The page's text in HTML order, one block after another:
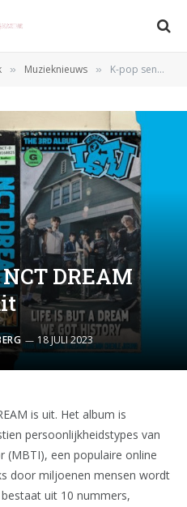
» Muzieknieuws » K-pop sensatie NCT DREAM brengt album uit
DREAM
18 JULI 2023
is uit. Het album is
persoonlijkheidstypes van
(MBTI), een populaire online
door miljoenen mensen wordt
bestaat uit 10 nummers,